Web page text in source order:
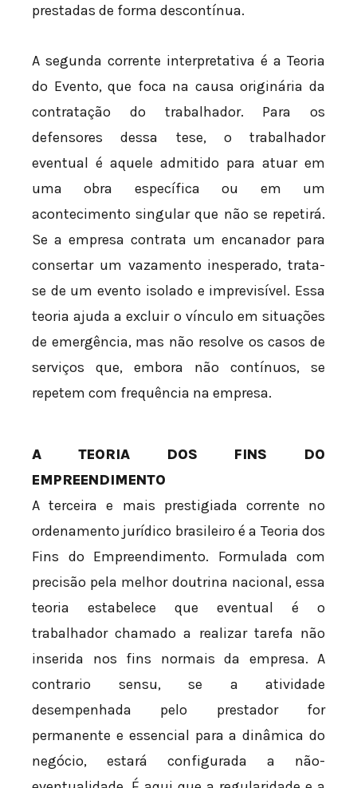
prestadas de forma descontínua.
A segunda corrente interpretativa é a Teoria
do Evento, que foca na causa originária da
contratação do trabalhador. Para os
defensores dessa tese, o trabalhador
eventual é aquele admitido para atuar em
uma obra específica ou em um
acontecimento singular que não se repetirá.
Se a empresa contrata um encanador para
consertar um vazamento inesperado, trata-
se de um evento isolado e imprevisível. Essa
teoria ajuda a excluir o vínculo em situações
de emergência, mas não resolve os casos de
serviços que, embora não contínuos, se
repetem com frequência na empresa.
A TEORIA DOS FINS DO
EMPREENDIMENTO
A terceira e mais prestigiada corrente no
ordenamento jurídico brasileiro é a Teoria dos
Fins do Empreendimento. Formulada com
precisão pela melhor doutrina nacional, essa
teoria estabelece que eventual é o
trabalhador chamado a realizar tarefa não
inserida nos fins normais da empresa. A
contrario sensu, se a atividade
desempenhada pelo prestador for
permanente e essencial para a dinâmica do
negócio, estará configurada a não-